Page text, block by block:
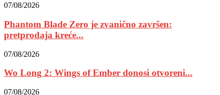
07/08/2026
Phantom Blade Zero je zvanično završen:
pretprodaja kreće...
07/08/2026
Wo Long 2: Wings of Ember donosi otvoreni...
07/08/2026